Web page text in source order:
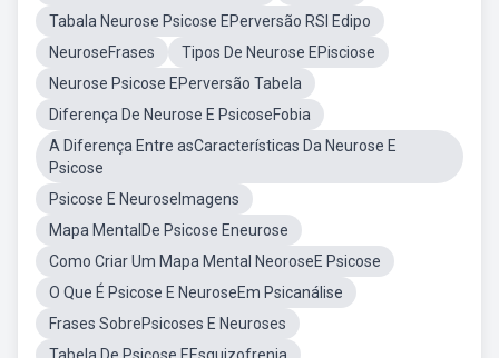
Tabala Neurose Psicose EPerversão RSI Edipo
NeuroseFrases
Tipos De Neurose EPisciose
Neurose Psicose EPerversão Tabela
Diferença De Neurose E PsicoseFobia
A Diferença Entre asCaracterísticas Da Neurose E
Psicose
Psicose E NeuroseImagens
Mapa MentalDe Psicose Eneurose
Como Criar Um Mapa Mental NeoroseE Psicose
O Que É Psicose E NeuroseEm Psicanálise
Frases SobrePsicoses E Neuroses